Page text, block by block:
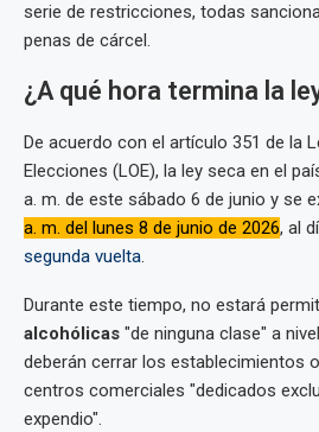
serie de restricciones, todas
penas de cárcel.
¿A qué hora termina la
De acuerdo con el artículo 351 de la
Elecciones (LOE), la ley seca en el
a. m. de este sábado 6 de junio y se
a. m. del lunes 8 de junio de 2026, al
segunda vuelta.
Durante este tiempo, no estará
alcohólicas "de ninguna clase" a
deberán cerrar los establecimientos
centros comerciales "dedicados
expendio".